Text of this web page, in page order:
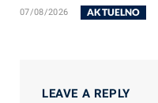
07/08/2026 AKTUELNO
LEAVE A REPLY